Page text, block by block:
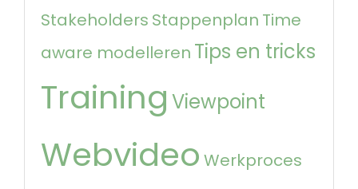
Stakeholders Stappenplan Time
aware modelleren Tips en tricks
Training Viewpoint
Webvideo Werkproces